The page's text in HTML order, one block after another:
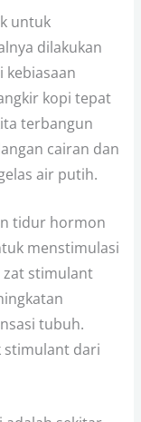
untuk
dilakukan
kebiasaan
kopi tepat
terbangun
cairan dan
air putih.
tidur hormon
menstimulasi
zat stimulant
tubuh.
stimulant dari